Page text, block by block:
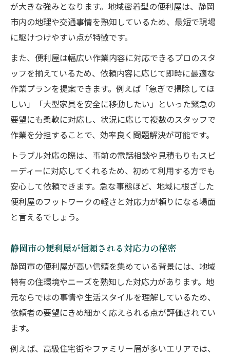
が大きな強みとなります。地域密着型の便利屋は、静岡
市内の地理や交通事情を熟知しているため、最短で現場
に駆けつけやすい点が特徴です。
また、便利屋は幅広い作業内容に対応できるプロのスタ
ッフを揃えているため、依頼内容に応じて即時に最適な
作業プランを提案できます。例えば「急ぎで掃除してほ
しい」「大型家具を安全に移動したい」といった緊急の
要望にも柔軟に対応し、状況に応じて複数のスタッフで
作業を分担することで、効率良く問題解決が可能です。
トラブル対応の際は、事前の電話相談や見積もりもスピ
ーディーに対応してくれるため、初めて利用する方でも
安心して依頼できます。急な事態ほど、地域に根ざした
便利屋のフットワークの軽さと対応力が頼りになる場面
と言えるでしょう。
静岡市の便利屋が信頼される対応力の秘密
静岡市の便利屋が高い信頼を集めている背景には、地域
特有の住環境やニーズを熟知した対応力があります。地
元ならではの事情や生活スタイルを理解しているため、
依頼者の要望にきめ細かく応えられる点が評価されてい
ます。
例えば、高級住宅街やファミリー層が多いエリアでは、